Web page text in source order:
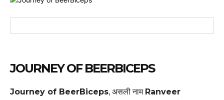
JOURNEY OF BEERBICEPS
Journey of BeerBiceps, असली नाम Ranveer